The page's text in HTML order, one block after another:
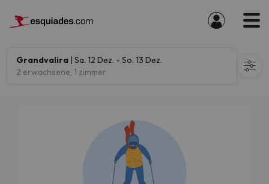
Grandvalira | Sa. 12 Dez. - So. 13 Dez.
2 erwachsene, 1 zimmer